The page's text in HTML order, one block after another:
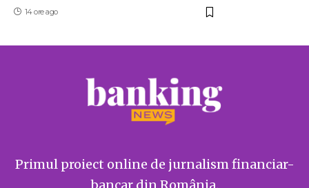
14 ore ago
Primul proiect online de jurnalism financiar-